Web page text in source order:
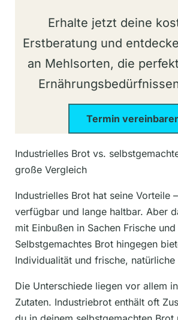
Erhalte jetzt deine
Erstberatung und
an Mehlsorten, die
Termin
Industrielles Brot vs.
große Vergleich
Industrielles Brot hat seine Vorteile
verfügbar und lange haltbar. Aber
mit Einbußen in Sachen Frische
Selbstgemachtes Brot hingegen
Individualität und frische, natürliche
Die Unterschiede liegen vor allem
Zutaten. Industriebrot enthält oft